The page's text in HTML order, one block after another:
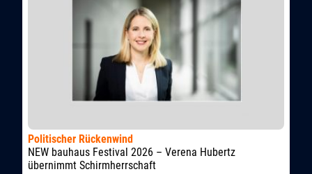
Politischer Rückenwind
NEW bauhaus Festival 2026 – Verena Hubertz
übernimmt Schirmherrschaft